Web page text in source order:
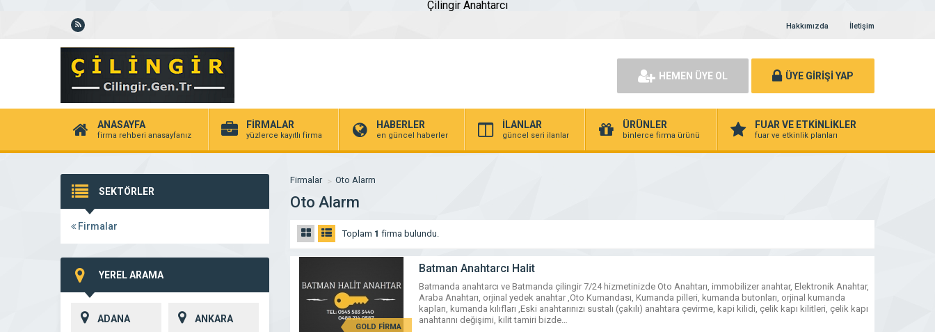
Çilingir Anahtarcı
Hakkımızda İletişim
HEMEN ÜYE OL ÜYE GİRİŞİ YAP
ANASAYFA
firma rehberi anasayfanız
FİRMALAR
yüzlerce kayıtlı firma
HABERLER
en güncel haberler
İLANLAR
güncel seri ilanlar
ÜRÜNLER
binlerce firma ürünü
FUAR VE ETKİNLİKLER
fuar ve etkinlik planları
SEKTÖRLER
Firmalar
YEREL ARAMA
ADANA ANKARA
Firmalar Oto Alarm
Oto Alarm
Toplam 1 firma bulundu.
GOLD FİRMA
Batman Anahtarcı Halit
Batmanda anahtarcı ve Batmanda çilingir 7/24 hizmetinizde Oto Anahtarı, immobilizer anahtar, Elektronik Anahtar,
Araba Anahtarı, orjinal yedek anahtar ,Oto Kumandası, Kumanda pilleri, kumanda butonları, orjinal kumanda
kapları, kumanda kılıfları ,Eski anahtarınızı sustalı (çakılı) anahtara çevirme, kapi kilidi, çelik kapı kilitleri, çelik kapı
anahtarını değişimi, kilit tamiri bizde…